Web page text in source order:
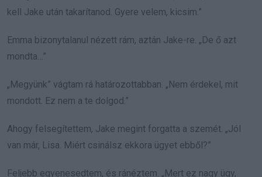
kell Jake után takarítanod. Gyere velem, kicsim.”
Emma bizonytalanul nézett rám, aztán Jake-re. „De ő azt
mondta…”
„Megyünk” vágtam rá határozottabban. „Nem érdekel, mit
mondott. Ez nem a te dolgod.”
Ahogy felsegítettem, Jake megint forgatta a szemét. „Jól
van már, Lisa. Miért csinálsz ekkora ügyet ebből?”
Feljebb egyenesedtem, és ránéztem. „Mert ez nagy ügy,